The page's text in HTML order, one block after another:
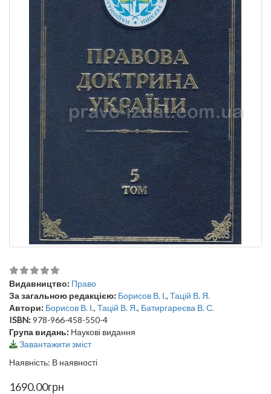
Видавництво: Право
За загальною редакцією: Борисов В. І., Тацій В. Я.
Автори: Борисов В. І., Тацій В. Я., Батиргареєва В. С.
ISBN:978-966-458-550-4
Група видань: Наукові видання
Завантажити зміст
Наявність: В наявності
1690.00грн